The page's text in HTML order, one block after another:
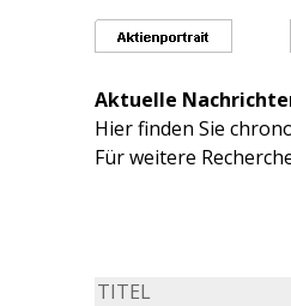
Aktuelle
Hier finden Sie
Für weitere
TITEL